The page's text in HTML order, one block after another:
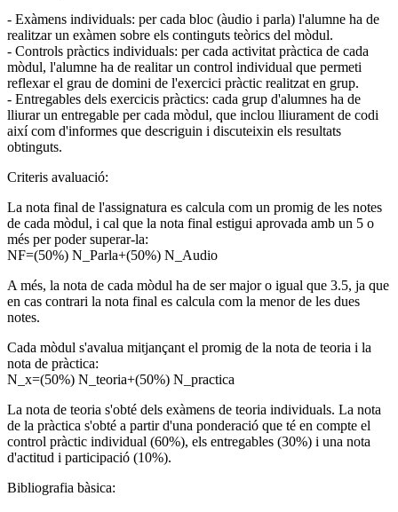
- Exàmens individuals: per cada bloc (àudio i parla) l'alumne ha de
realitzar un exàmen sobre els continguts teòrics del mòdul.
- Controls pràctics individuals: per cada activitat pràctica de cada
mòdul, l'alumne ha de realitar un control individual que permeti
reflexar el grau de domini de l'exercici pràctic realitzat en grup.
- Entregables dels exercicis pràctics: cada grup d'alumnes ha de
lliurar un entregable per cada mòdul, que inclou lliurament de codi
així com d'informes que descriguin i discuteixin els resultats
obtinguts.
Criteris avaluació:
La nota final de l'assignatura es calcula com un promig de les notes
de cada mòdul, i cal que la nota final estigui aprovada amb un 5 o
més per poder superar-la:
NF=(50%) N_Parla+(50%) N_Audio
A més, la nota de cada mòdul ha de ser major o igual que 3.5, ja que
en cas contrari la nota final es calcula com la menor de les dues
notes.
Cada mòdul s'avalua mitjançant el promig de la nota de teoria i la
nota de pràctica:
N_x=(50%) N_teoria+(50%) N_practica
La nota de teoria s'obté dels exàmens de teoria individuals. La nota
de la pràctica s'obté a partir d'una ponderació que té en compte el
control pràctic individual (60%), els entregables (30%) i una nota
d'actitud i participació (10%).
Bibliografia bàsica: